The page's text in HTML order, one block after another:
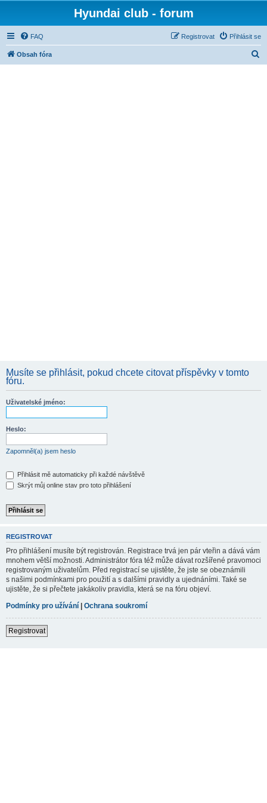
Hyundai club - forum
FAQ Přihlásit se
Registrovat
Obsah fóra
Musíte se přihlásit, pokud chcete citovat příspěvky v tomto
fóru.
Uživatelské jméno:
Heslo:
Zapomněl(a) jsem heslo
Přihlásit mě automaticky při každé návštěvě
Skrýt můj online stav pro toto přihlášení
REGISTROVAT
Pro přihlášení musíte být registrován. Registrace trvá jen pár vteřin a dává vám
mnohem větší možnosti. Administrátor fóra též může dávat rozšířené pravomoci
registrovaným uživatelům. Před registrací se ujistěte, že jste se obeznámili
s našimi podmínkami pro použití a s dalšími pravidly a ujednáními. Také se
ujistěte, že si přečtete jakákoliv pravidla, která se na fóru objeví.
Podmínky pro užívání | Ochrana soukromí
Registrovat